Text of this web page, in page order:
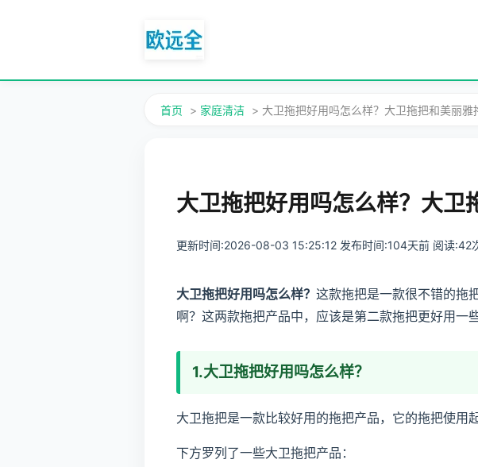
首页 > 家庭清洁 > 大卫拖把好用吗怎么样？大卫拖把和美丽雅
大卫拖把好用吗怎么样？大卫
更新时间:2026-08-03 15:25:12 发布时间:104天前 阅读:42
大卫拖把好用吗怎么样？ 这款拖把是一款很不错的拖
啊？这两款拖把产品中，应该是第二款拖把更好用一些
1.大卫拖把好用吗怎么样？
大卫拖把是一款比较好用的拖把产品，它的拖把使
下方罗列了一些大卫拖把产品：